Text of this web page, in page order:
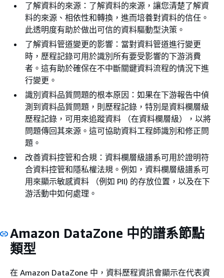
了解資料的來源：了解資料的來源，讓您清楚了解資
料的來源、相依性和轉換，進而培養對資料的信任。
此透明度有助於做出可信的資料驅動型決策。
了解資料管道變更的影響：當對資料管道進行變更
時，歷程記錄可用於識別所有要受影響的下游消費
者。這有助於確保在不中斷關鍵資料流程的情況下進
行變更。
識別資料品質問題的根本原因：如果在下游報告中偵
測到資料品質問題，則歷程記錄，特別是資料欄層級
歷程記錄，可用來追蹤資料 （在資料欄層級），以將
問題傳回其來源。這可協助資料工程師識別和修正問
題。
改善資料控管和合規：資料欄層級譜系可用於證明符
合資料控管和隱私權法規。例如，資料欄層級譜系可
用來顯示敏感資料 （例如 PII) 的存放位置，以及在下
游活動中如何處理。
Amazon DataZone 中的譜系節點
類型
在 Amazon DataZone 中，資料歷程資訊會顯示在代表資